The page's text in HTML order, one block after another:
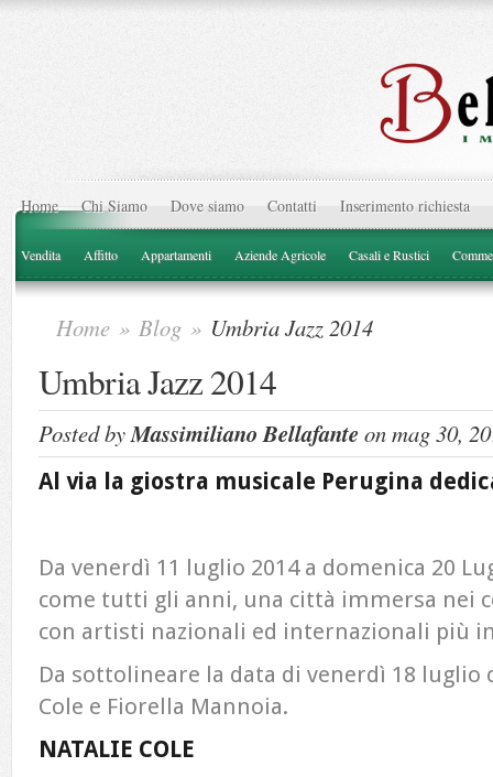
Home Chi Siamo Dove siamo Contatti Inserimento richiesta
Vendita Affitto Appartamenti Aziende Agricole Casali e Rustici
Home » Blog » Umbria Jazz 2014
Umbria Jazz 2014
Posted byMassimiliano Bellafanteon mag 30,
Al via la giostra musicale Perugina
Da venerdì 11 luglio 2014 a domenica 20
come tutti gli anni, una città immersa nei
con artisti nazionali ed internazionali più
Da sottolineare la data di venerdì 18 luglio
Cole e Fiorella Mannoia.
NATALIE COLE